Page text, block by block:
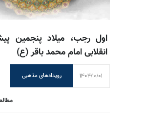
اول رجب، میلاد پنجمین
انقلابی امام محمد باقر (ع)
رویدادهای مذهبی 1404/10/01